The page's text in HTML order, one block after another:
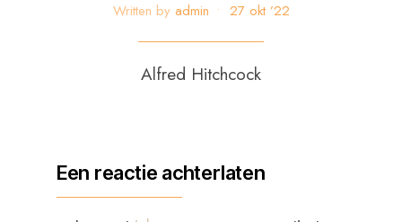
Written by admin • 27 okt ’22
Alfred Hitchcock
Een reactie achterlaten